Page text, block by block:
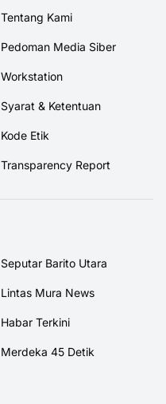
Tentang Kami
Pedoman Media Siber
Workstation
Syarat & Ketentuan
Kode Etik
Transparency Report
Seputar Barito Utara
Lintas Mura News
Habar Terkini
Merdeka 45 Detik